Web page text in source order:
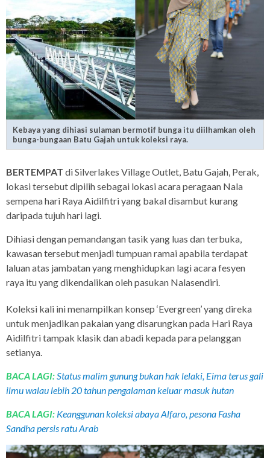
Kebaya yang dihiasi sulaman bermotif bunga itu diilhamkan oleh
bunga-bungaan Batu Gajah untuk koleksi raya.
BERTEMPAT di Silverlakes Village Outlet, Batu Gajah, Perak,
lokasi tersebut dipilih sebagai lokasi acara peragaan Nala
sempena hari Raya Aidilfitri yang bakal disambut kurang
daripada tujuh hari lagi.
Dihiasi dengan pemandangan tasik yang luas dan terbuka,
kawasan tersebut menjadi tumpuan ramai apabila terdapat
laluan atas jambatan yang menghidupkan lagi acara fesyen
raya itu yang dikendalikan oleh pasukan Nalasendiri.
Koleksi kali ini menampilkan konsep ‘Evergreen’ yang direka
untuk menjadikan pakaian yang disarungkan pada Hari Raya
Aidilfitri tampak klasik dan abadi kepada para pelanggan
setianya.
BACA LAGI:Status malim gunung bukan hak lelaki, Eima terus gali
ilmu walau lebih 20 tahun pengalaman keluar masuk hutan
BACA LAGI: Keanggunan koleksi abaya Alfaro, pesona Fasha
Sandha persis ratu Arab